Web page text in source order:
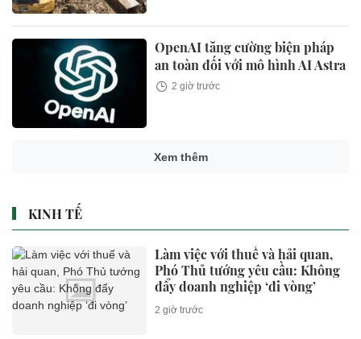
OpenAI tăng cường biện pháp
an toàn đối với mô hình AI Astra
2 giờ trước
Làm việc với thuế và hải quan,
Ngôi nhà có mặt tiền tông màu
đỏ đất nổi bật giữa khu phố
2 giờ trước